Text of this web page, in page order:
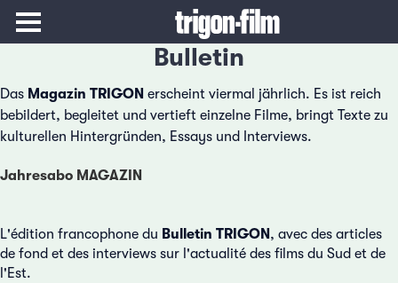
Bulletin
Das Magazin TRIGON erscheint viermal jährlich. Es ist reich
bebildert, begleitet und vertieft einzelne Filme, bringt Texte zu
kulturellen Hintergründen, Essays und Interviews.
Jahresabo MAGAZIN
L'édition francophone du Bulletin TRIGON , avec des articles
de fond et des interviews sur l'actualité des films du Sud et de
l'Est.